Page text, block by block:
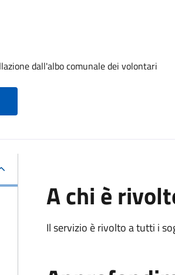
dall'albo comunale dei volontari
A chi è
Il servizio è rivolto a tutti i